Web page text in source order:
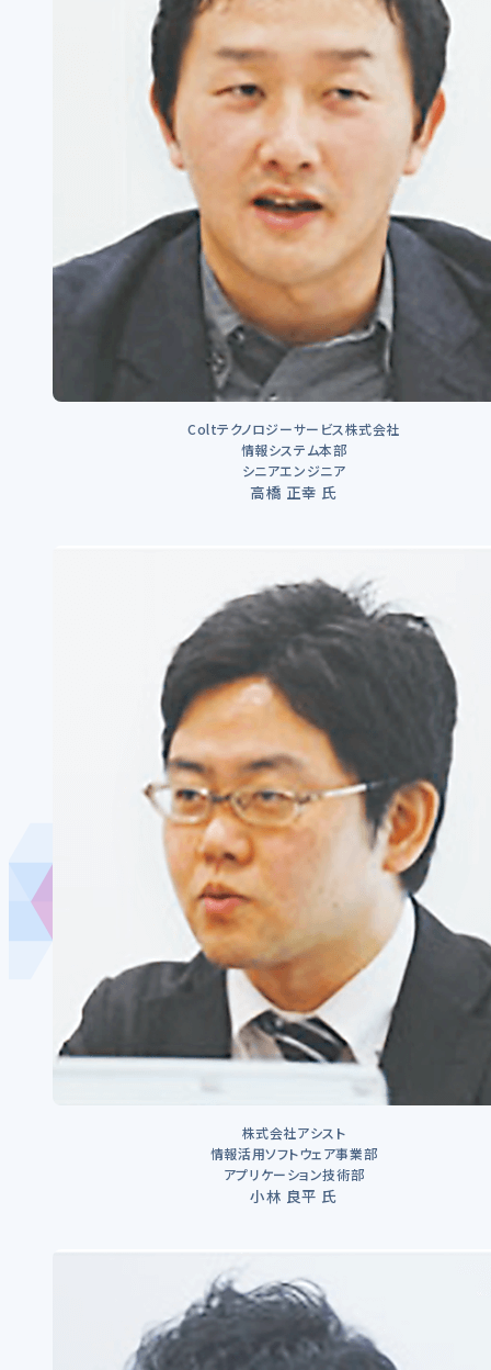
Coltテクノロジーサービス株式会社
情報システム本部
シニアエンジニア
高橋 正幸 氏
株式会社アシスト
情報活用ソフトウェア事業部
アプリケーション技術部
小林 良平 氏